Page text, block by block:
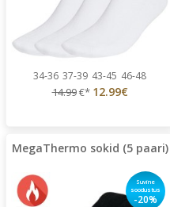
34-36 37-39 43-45 46-48
14.99€* 12.99€
MegaThermo sokid (5 paari)
Suvine
soodustus
-20%